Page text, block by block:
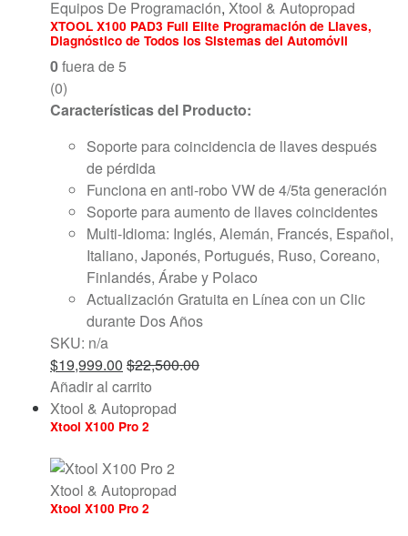
Equipos De Programación, Xtool & Autopropad
XTOOL X100 PAD3 Full Elite Programación de Llaves,
Diagnóstico de Todos los Sistemas del Automóvil
0fuera de 5
(0)
Características del Producto:
Soporte para coincidencia de llaves después
de pérdida
Funciona en anti-robo VW de 4/5ta generación
Soporte para aumento de llaves coincidentes
Multi-Idioma: Inglés, Alemán, Francés, Español,
Italiano, Japonés, Portugués, Ruso, Coreano,
Finlandés, Árabe y Polaco
Actualización Gratuita en Línea con un Clic
durante Dos Años
SKU: n/a
$19,999.00 $22,500.00
Añadir al carrito
Xtool & Autopropad
Xtool X100 Pro 2
Xtool & Autopropad
Xtool X100 Pro 2